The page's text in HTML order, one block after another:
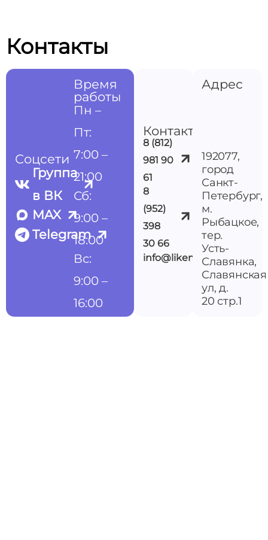
Контакты
Контакты
8 (812)
981 90
61
8
(952)
398
30 66
info@likemedspb.ru
Адрес
192077,
город
Санкт-
Петербург,
м.
Рыбацкое,
тер.
Усть-
Славянка,
Славянская
ул, д.
20 стр.1
Соцсети
Группа
в ВК
MAX
Telegram
Время
работы
Пн –
Пт:
7:00 –
21:00
Сб:
9:00 –
18:00
Вс:
9:00 –
16:00